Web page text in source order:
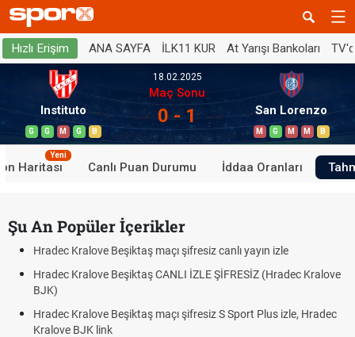
Hızlı Erişim ANA SAYFA İLK11 KUR At Yarışı Bankoları
Instituto
G G M G B
18.02.2025
Maç Sonu
0 - 1 San Lorenzo
M G M M B
Haritası
Yeni
Canlı Puan Durumu İddaa Oranları
Şu An Popüler İçerikler
Hradec Kralove Beşiktaş maçı şifresiz canlı yayın izle
Hradec Kralove Beşiktaş CANLI İZLE ŞİFRESİZ (Hradec Kralove
BJK)
Hradec Kralove Beşiktaş maçı şifresiz S Sport Plus izle, Hradec
Kralove BJK link